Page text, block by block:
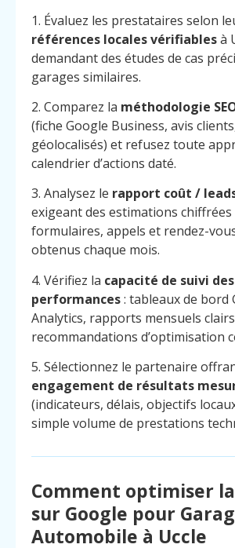
1. Évaluez les prestataires selon
références locales vérifiablesà
demandant des études de cas
garages similaires.
2. Comparez la méthodologie
(fiche Google Business, avis
géolocalisés) et refusez toute
calendrier d’actions daté.
3. Analysez le rapport coût /
exigeant des estimations chiffrées
formulaires, appels et rendez-
obtenus chaque mois.
4. Vérifiez la capacité de suivi des
performances: tableaux de bord
Analytics, rapports mensuels
recommandations d’optimisation
5. Sélectionnez le partenaire
engagement de résultats
(indicateurs, délais, objectifs
simple volume de prestations
Comment optimiser
sur Google pour
Automobile à Uccle